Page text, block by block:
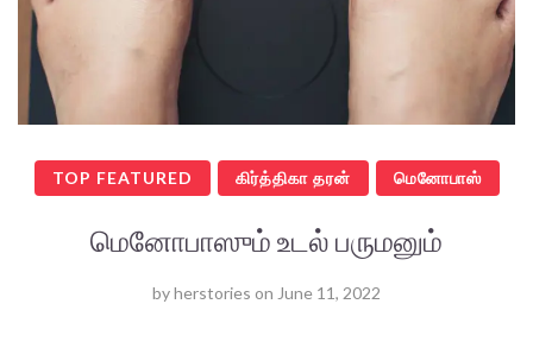
TOP FEATURED கிர்த்திகா தரன் மெனோபாஸ்
மெனோபாஸும் உடல் பருமனும்
byherstories on June 11, 2022